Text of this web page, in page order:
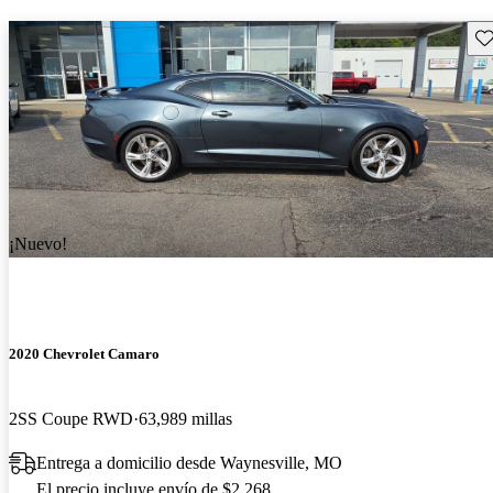
¡Nuevo!
2020 Chevrolet Camaro
2SS Coupe RWD 63,989 millas
Entrega a domicilio desde Waynesville, MO